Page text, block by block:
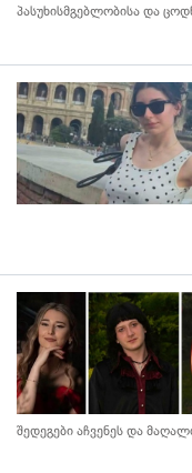
პასუხისმგებლობისა და
შედეგები აჩვენეს და